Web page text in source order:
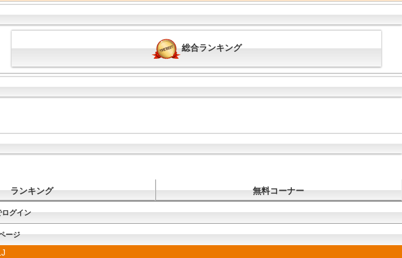
総合ランキング
ランキング 無料コーナー
ログイン
ージ